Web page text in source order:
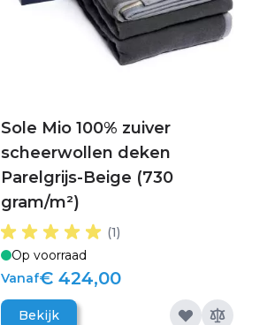
Sole Mio 100% zuiver
scheerwollen deken
Parelgrijs-Beige (730
gram/m²)
(1)
Op voorraad
Vanaf€ 424,00
Bekijk